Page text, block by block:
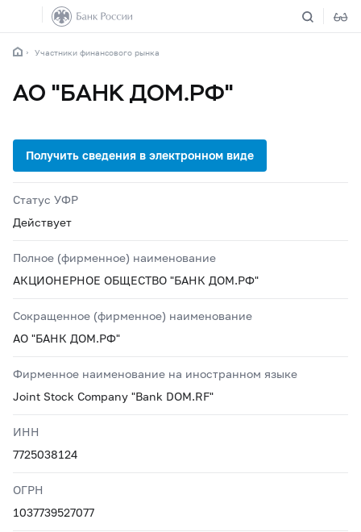
Участники финансового рынка
АО "БАНК ДОМ.РФ"
Статус УФР
Действует
Полное (фирменное) наименование
АКЦИОНЕРНОЕ ОБЩЕСТВО "БАНК ДОМ.РФ"
Сокращенное (фирменное) наименование
АО "БАНК ДОМ.РФ"
Фирменное наименование на иностранном языке
Joint Stock Company "Bank DOM.RF"
ИНН
7725038124
ОГРН
1037739527077